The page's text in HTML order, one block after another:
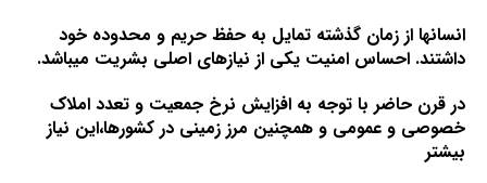
انسانها از زمان گذشته تمایل به حفظ حریم و محدوده خود
داشتند. احساس امنیت یکی از نیازهای اصلی بشریت میباشد.
در قرن حاضر با توجه به افزایش نرخ جمعیت و تعدد املاک
خصوصی و عمومی و همچنین مرز زمینی در کشورها،این نیاز
بیشتر